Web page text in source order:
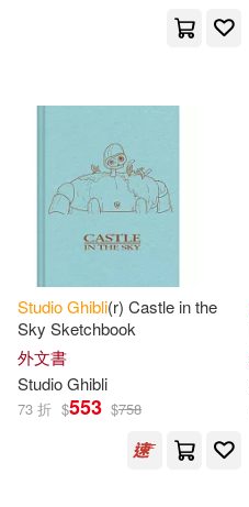
StudioGhibli(r) Castle in the
Sky Sketchbook
外文書
StudioGhibli
73 折 $553 $758